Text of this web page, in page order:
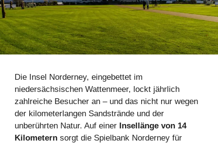
Die Insel Norderney, eingebettet im
niedersächsischen Wattenmeer, lockt jährlich
zahlreiche Besucher an – und das nicht nur wegen
der kilometerlangen Sandstrände und der
unberührten Natur. Auf einer Insellänge von 14
Kilometern sorgt die Spielbank Norderney für